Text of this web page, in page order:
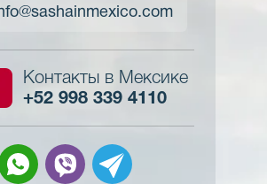
Контакты в Мексике
+52 998 339 4110